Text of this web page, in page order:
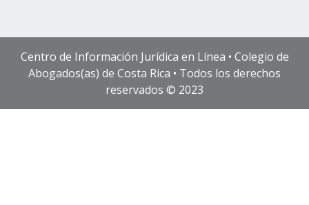
Centro de Información Jurídica en Línea • Colegio de
Abogados(as) de Costa Rica • Todos los derechos
reservados © 2023